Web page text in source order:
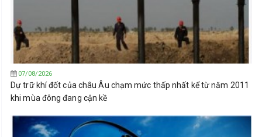
07/08/2026
Dự trữ khí đốt của châu Âu chạm mức thấp nhất kể từ năm 2011
khi mùa đông đang cận kề